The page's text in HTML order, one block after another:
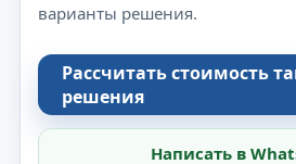
варианты решения.
Рассчитать стоимость
решения
Написать в